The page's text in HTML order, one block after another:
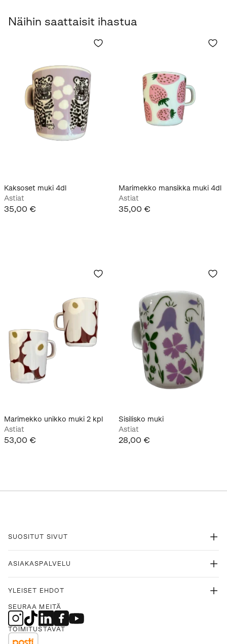
Näihin saattaisit ihastua
Kaksoset muki 4dl
Astiat
35,00 €
Marimekko mansikka muki 4dl
Astiat
35,00 €
Marimekko unikko muki 2 kpl
Astiat
53,00 €
Sisilisko muki
Astiat
28,00 €
SUOSITUT SIVUT
ASIAKASPALVELU
YLEISET EHDOT
SEURAA MEITÄ
TOIMITUSTAVAT